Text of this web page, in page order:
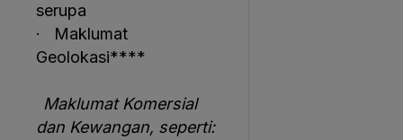
serupa
· Maklumat
Geolokasi****
Maklumat Komersial
dan Kewangan, seperti: